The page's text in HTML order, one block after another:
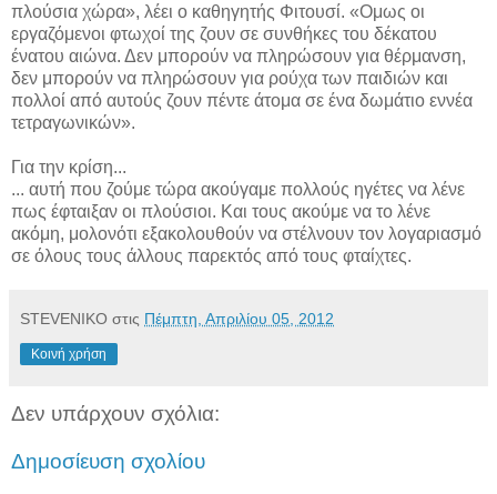
πλούσια χώρα», λέει ο καθηγητής Φιτουσί. «Ομως οι
εργαζόμενοι φτωχοί της ζουν σε συνθήκες του δέκατου
ένατου αιώνα. Δεν μπορούν να πληρώσουν για θέρμανση,
δεν μπορούν να πληρώσουν για ρούχα των παιδιών και
πολλοί από αυτούς ζουν πέντε άτομα σε ένα δωμάτιο εννέα
τετραγωνικών».
Για την κρίση...
... αυτή που ζούμε τώρα ακούγαμε πολλούς ηγέτες να λένε
πως έφταιξαν οι πλούσιοι. Και τους ακούμε να το λένε
ακόμη, μολονότι εξακολουθούν να στέλνουν τον λογαριασμό
σε όλους τους άλλους παρεκτός από τους φταίχτες.
STEVENIKO στις Πέμπτη, Απριλίου 05, 2012
Κοινή χρήση
Δεν υπάρχουν σχόλια:
Δημοσίευση σχολίου